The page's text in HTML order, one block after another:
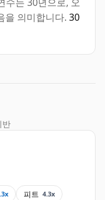
을 의미합니다. 30
반
피트 4.3x